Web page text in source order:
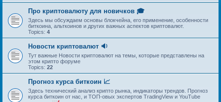
Про криптовалюту для новичков 🎓
Здесь мы обсуждаем основы блокчейна, его применение, особенности
биткоина, альткоинов и других важных аспектов криптовалют.
Topics: 4
Новости криптовалют 🔉
Тут важные Новости криптовалют на темы, которые представлены на
этом крипто форуме
Topics: 22
Прогноз курса биткоин 📈
Здесь технический анализ крипто рынка, индикаторы трендов. Прогноз
курса биткоин от нас, и ТОП-овых экспертов TradingView и YouTube